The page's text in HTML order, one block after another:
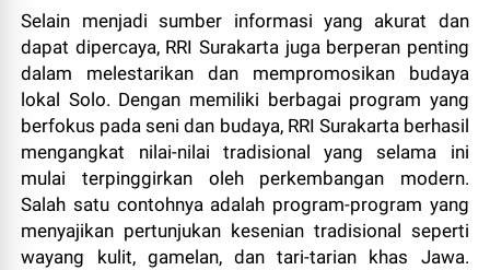
Selain menjadi sumber informasi yang akurat dan
dapat dipercaya, RRI Surakarta juga berperan penting
dalam melestarikan dan mempromosikan budaya
lokal Solo. Dengan memiliki berbagai program yang
berfokus pada seni dan budaya, RRI Surakarta berhasil
mengangkat nilai-nilai tradisional yang selama ini
mulai terpinggirkan oleh perkembangan modern.
Salah satu contohnya adalah program-program yang
menyajikan pertunjukan kesenian tradisional seperti
wayang kulit, gamelan, dan tari-tarian khas Jawa.